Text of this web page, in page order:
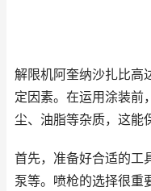
解限机阿奎纳沙扎比高
定因素。在运用涂装前
尘、油脂等杂质，这能
首先，准备好合适的工
泵等。喷枪的选择很重